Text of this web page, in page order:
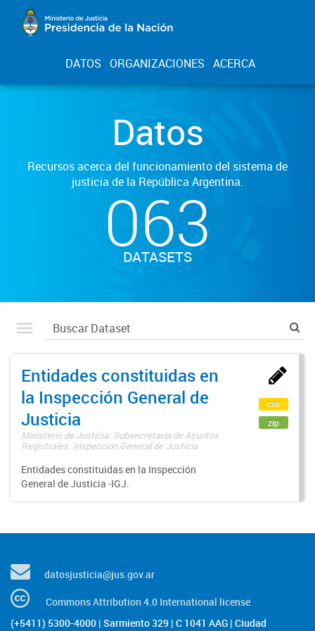
DATOS ORGANIZACIONES ACERCA
Datos
Recursos acerca del funcionamiento del sistema de
justicia de la República Argentina.
063
DATASETS
Entidades constituidas en
la Inspección General de
Justicia
Ministerio de Justicia. Subsecretaría de Asuntos
Registrales. Inspección General de Justicia
Entidades constituidas en la Inspección
General de Justicia -IGJ.
csv
zip
datosjusticia@jus.gov.ar
Commons Attribution 4.0 International license
(+5411) 5300-4000 | Sarmiento 329 | C 1041 AAG | Ciudad